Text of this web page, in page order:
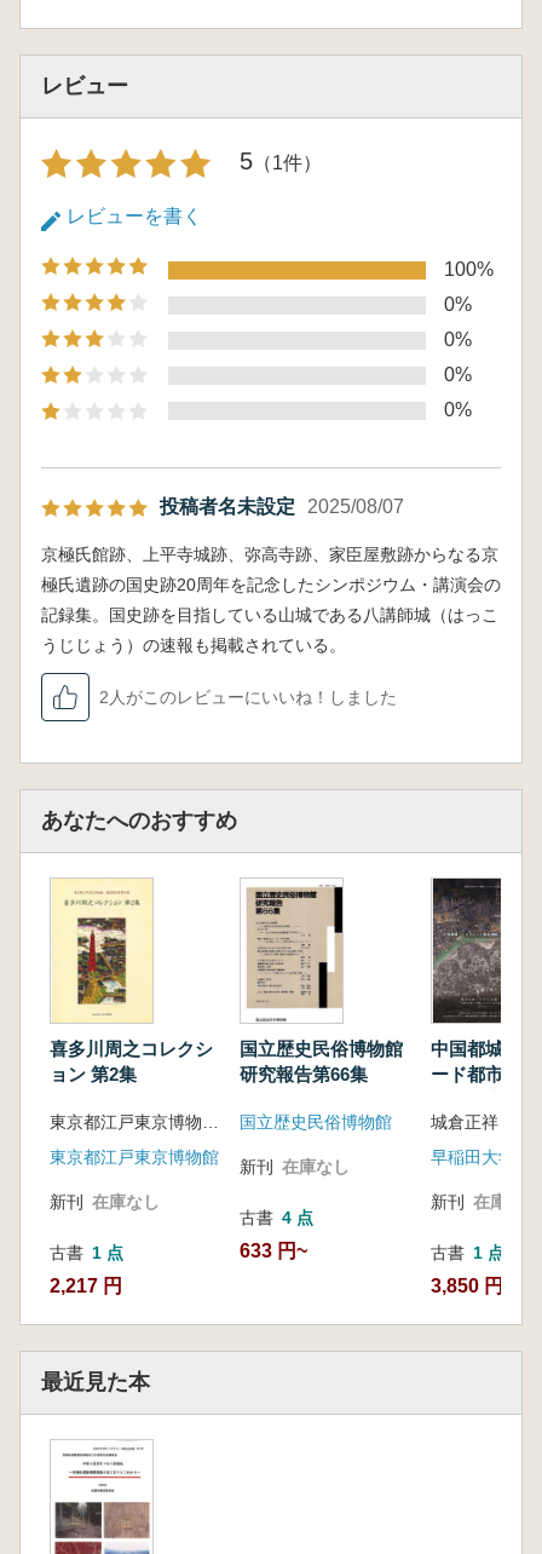
レビュー
5 （1件）
レビューを書く
100%
0%
0%
0%
0%
投稿者名未設定 2025/08/07
京極氏館跡、上平寺城跡、弥高寺跡、家臣屋敷跡からなる京
極氏遺跡の国史跡20周年を記念したシンポジウム・講演会の
記録集。国史跡を目指している山城である八講師城（はっこ
うじじょう）の速報も掲載されている。
2人がこのレビューにいいね！しました
あなたへのおすすめ
喜多川周之コレクシ
ョン 第2集
東京都江戸東京博物館
新刊 在庫なし
古書 1 点
2,217 円
国立歴史民俗博物館
研究報告第66集
国立歴史民俗博物館
新刊 在庫なし
古書 4 点
633 円~
中国都城・
ード都市遺
いた衛星画
を中心に
新刊 在庫なし
古書 1 点
3,850 円
最近見た本